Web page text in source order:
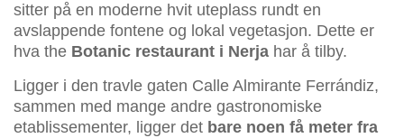
sitter på en moderne hvit uteplass rundt en
avslappende fontene og lokal vegetasjon. Dette er
hva the Botanic restaurant i Nerja har å tilby.
Ligger i den travle gaten Calle Almirante Ferrándiz,
sammen med mange andre gastronomiske
etablissementer, ligger det bare noen få meter fra